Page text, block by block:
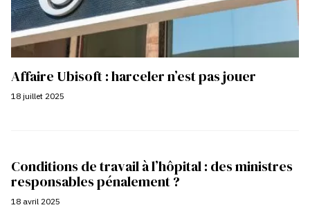
Affaire Ubisoft : harceler n’est pas jouer
18 juillet 2025
Conditions de travail à l’hôpital : des ministres
responsables pénalement ?
18 avril 2025